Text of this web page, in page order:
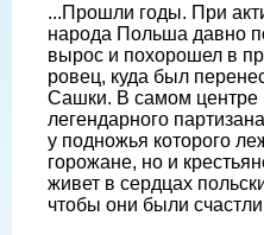
...Прошли годы. При
народа Польша давно
вырос и похорошел в
ровец, куда был
Сашки. В самом центре
легендарного
у подножья которого
горожане, но и
живет в сердцах
чтобы они были